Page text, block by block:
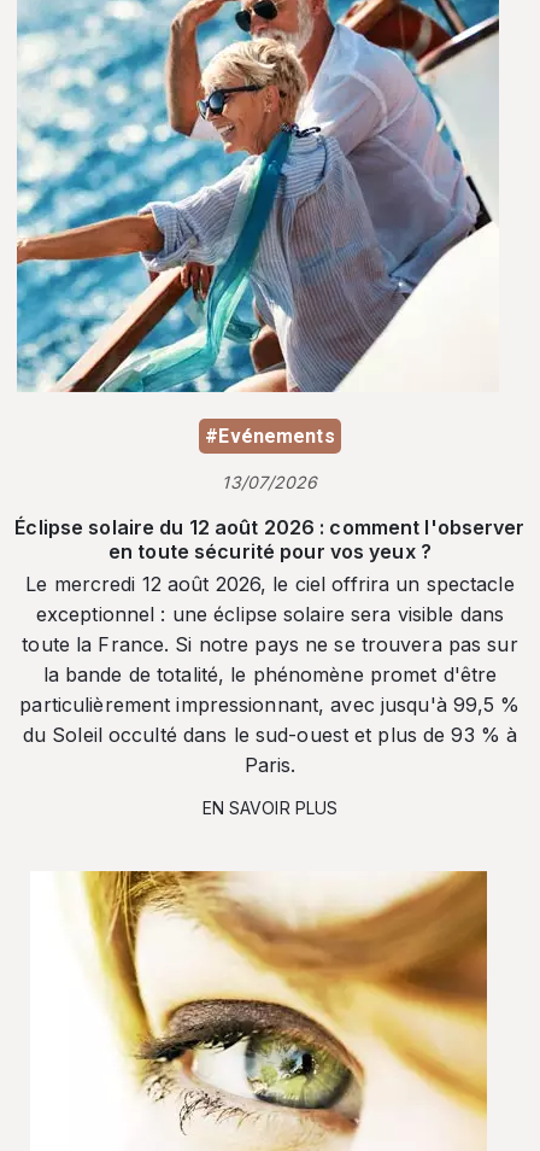
#Evénements
13/07/2026
Éclipse solaire du 12 août 2026 : comment l'observer
en toute sécurité pour vos yeux ?
Le mercredi 12 août 2026, le ciel offrira un spectacle
exceptionnel : une éclipse solaire sera visible dans
toute la France. Si notre pays ne se trouvera pas sur
la bande de totalité, le phénomène promet d'être
particulièrement impressionnant, avec jusqu'à 99,5 %
du Soleil occulté dans le sud-ouest et plus de 93 % à
Paris.
EN SAVOIR PLUS